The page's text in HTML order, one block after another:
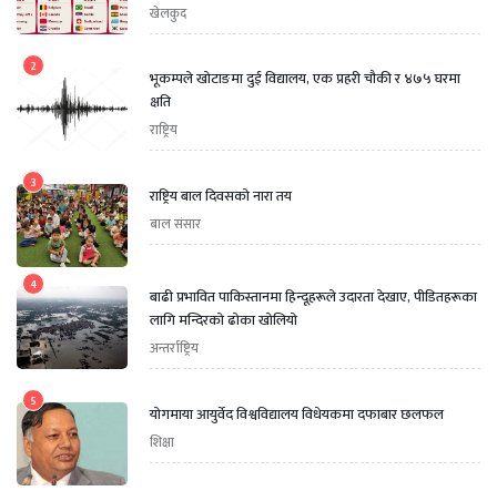
खेलकुद
2
भूकम्पले खोटाङमा दुई विद्यालय, एक प्रहरी चौकी र ४७५ घरमा
क्षति
राष्ट्रिय
3
राष्ट्रिय बाल दिवसको नारा तय
बाल संसार
4
बाढी प्रभावित पाकिस्तानमा हिन्दूहरूले उदारता देखाए, पीडितहरूका
लागि मन्दिरको ढोका खोलियो
अन्तर्राष्ट्रिय
5
योगमाया आयुर्वेद विश्वविद्यालय विधेयकमा दफाबार छलफल
शिक्षा